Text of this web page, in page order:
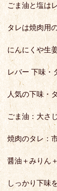
ごま油と塩は
タレは焼肉用
にんにくや生
レバー 下味・
人気の下味・
ごま油：大さ
焼肉のタレ：
醤油＋みりん
しっかり下味